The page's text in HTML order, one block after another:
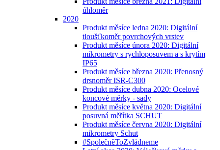
úhloměr
2020
Produkt měsíce ledna 2020: Digitální
tloušťkoměr povrchových vrstev
Produkt měsíce února 2020: Digitální
mikrometry s rychloposuvem a s krytím
IP65
Produkt měsíce března 2020: Přenosný
drsnoměr ISR-C300
Produkt měsíce dubna 2020: Ocelové
koncové měrky - sady
Produkt měsíce května 2020: Digitální
posuvná měřítka SCHUT
Produkt měsíce června 2020: Digitální
mikrometry Schut
#SpolečněToZvládneme